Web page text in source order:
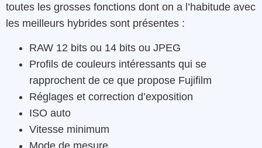
toutes les grosses fonctions dont on a l’habitude avec
les meilleurs hybrides sont présentes :
RAW 12 bits ou 14 bits ou JPEG
Profils de couleurs intéressants qui se
rapprochent de ce que propose Fujifilm
Réglages et correction d’exposition
ISO auto
Vitesse minimum